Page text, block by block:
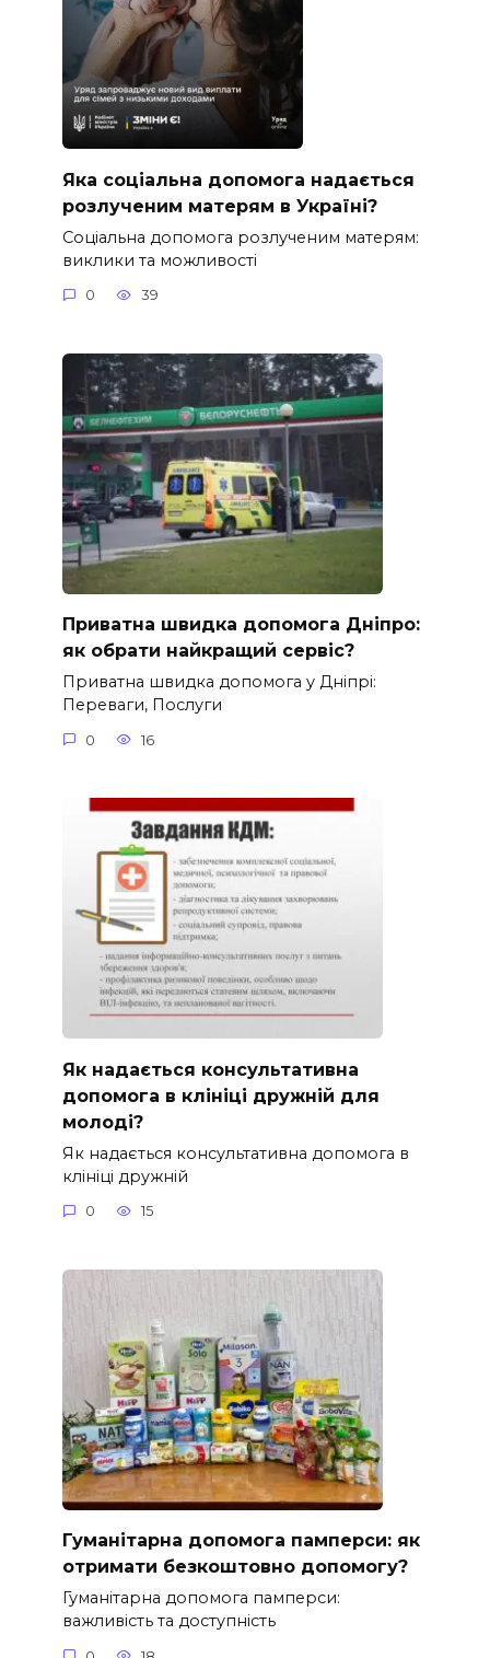
Яка соціальна допомога надається
розлученим матерям в Україні?
Соціальна допомога розлученим матерям:
виклики та можливості
0 39
Приватна швидка допомога Дніпро:
як обрати найкращий сервіс?
Приватна швидка допомога у Дніпрі:
Переваги, Послуги
0 16
Як надається консультативна
допомога в клініці дружній для
молоді?
Як надається консультативна допомога в
клініці дружній
0 15
Гуманітарна допомога памперси: як
отримати безкоштовно допомогу?
Гуманітарна допомога памперси:
важливість та доступність